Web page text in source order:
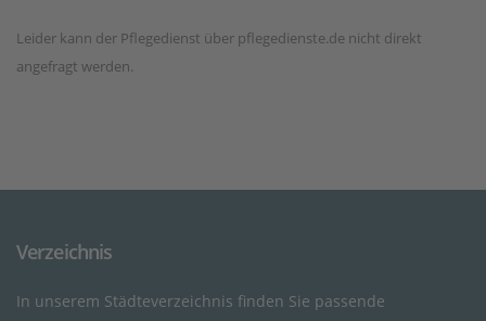
Leider kann der Pflegedienst über pflegedienste.de nicht direkt
angefragt werden.
Verzeichnis
In unserem Städteverzeichnis finden Sie passende